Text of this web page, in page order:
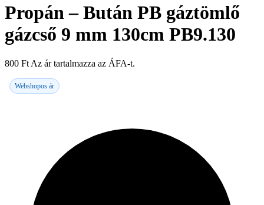
Propán – Bután PB gáztömlő
gázcső 9 mm 130cm PB9.130
800 Ft Az ár tartalmazza az ÁFA-t.
Webshopos ár